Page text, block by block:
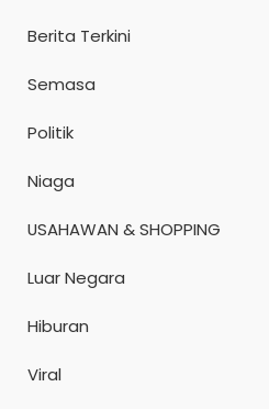
Berita Terkini
Semasa
Politik
Niaga
USAHAWAN & SHOPPING
Luar Negara
Hiburan
Viral